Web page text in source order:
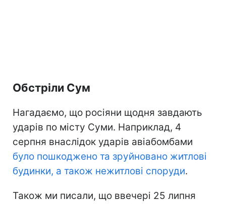
Обстріли Сум
Нагадаємо, що росіяни щодня завдають
ударів по місту Суми. Наприклад, 4
серпня внаслідок ударів авіабомбами
було пошкоджено та зруйновано житлові
будинки, а також нежитлові споруди.
Також ми писали, що ввечері 25 липня